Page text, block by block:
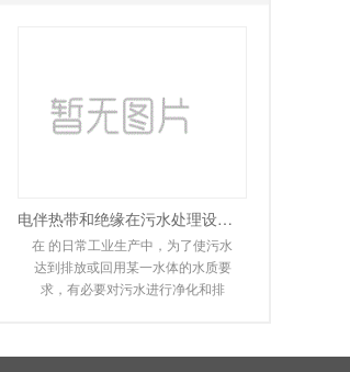
电伴热带和绝缘在污水处理设备中的应用
在 的日常工业生产中，为了使污水
达到排放或回用某一水体的水质要
求，有必要对污水进行净化和排